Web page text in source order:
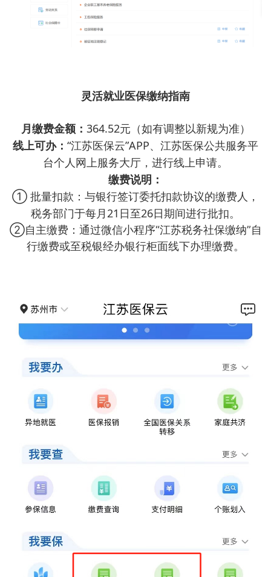
灵活就业医保缴纳指南
月缴费金额： 364.52元（如有调整以新规为准）
线上可办： “江苏医保云”APP、江苏医保公共服务平
台个人网上服务大厅，进行线上申请。
缴费说明：
① 批量扣款：与银行签订委托扣款协议的缴费人，
税务部门于每月21日至26日期间进行批扣。
②自主缴费：通过微信小程序“江苏税务社保缴纳”自
行缴费或至税银经办银行柜面线下办理缴费。